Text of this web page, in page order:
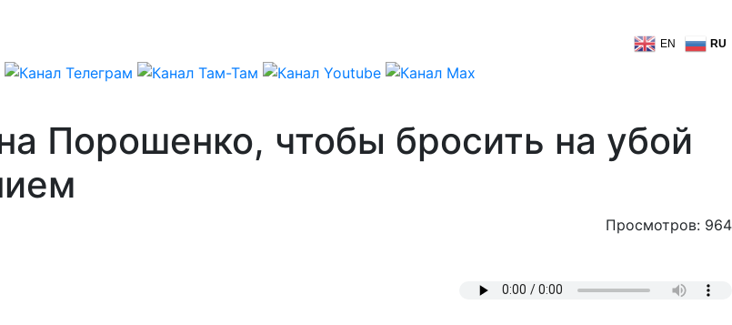
EN RU
Порошенко, чтобы бросить на убой
Просмотров: 964